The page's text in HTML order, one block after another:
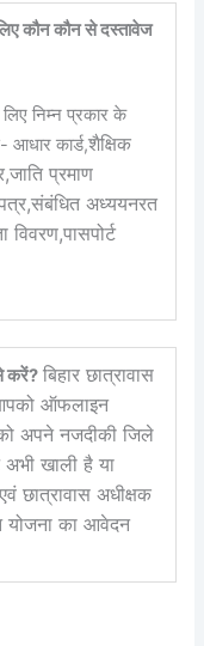
कौन कौन से दस्तावेज
निम्न प्रकार के
आधार कार्ड,शैक्षिक
प्रमाण
अध्ययनरत
करें? बिहार छात्रावास
ऑफलाइन
अपने नजदीकी जिले
खाली है या
छात्रावास अधीक्षक
योजना का आवेदन